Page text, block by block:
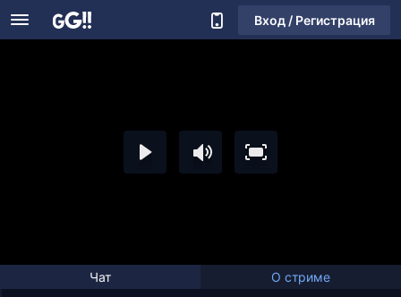
Вход / Регистрация
Чат О стриме